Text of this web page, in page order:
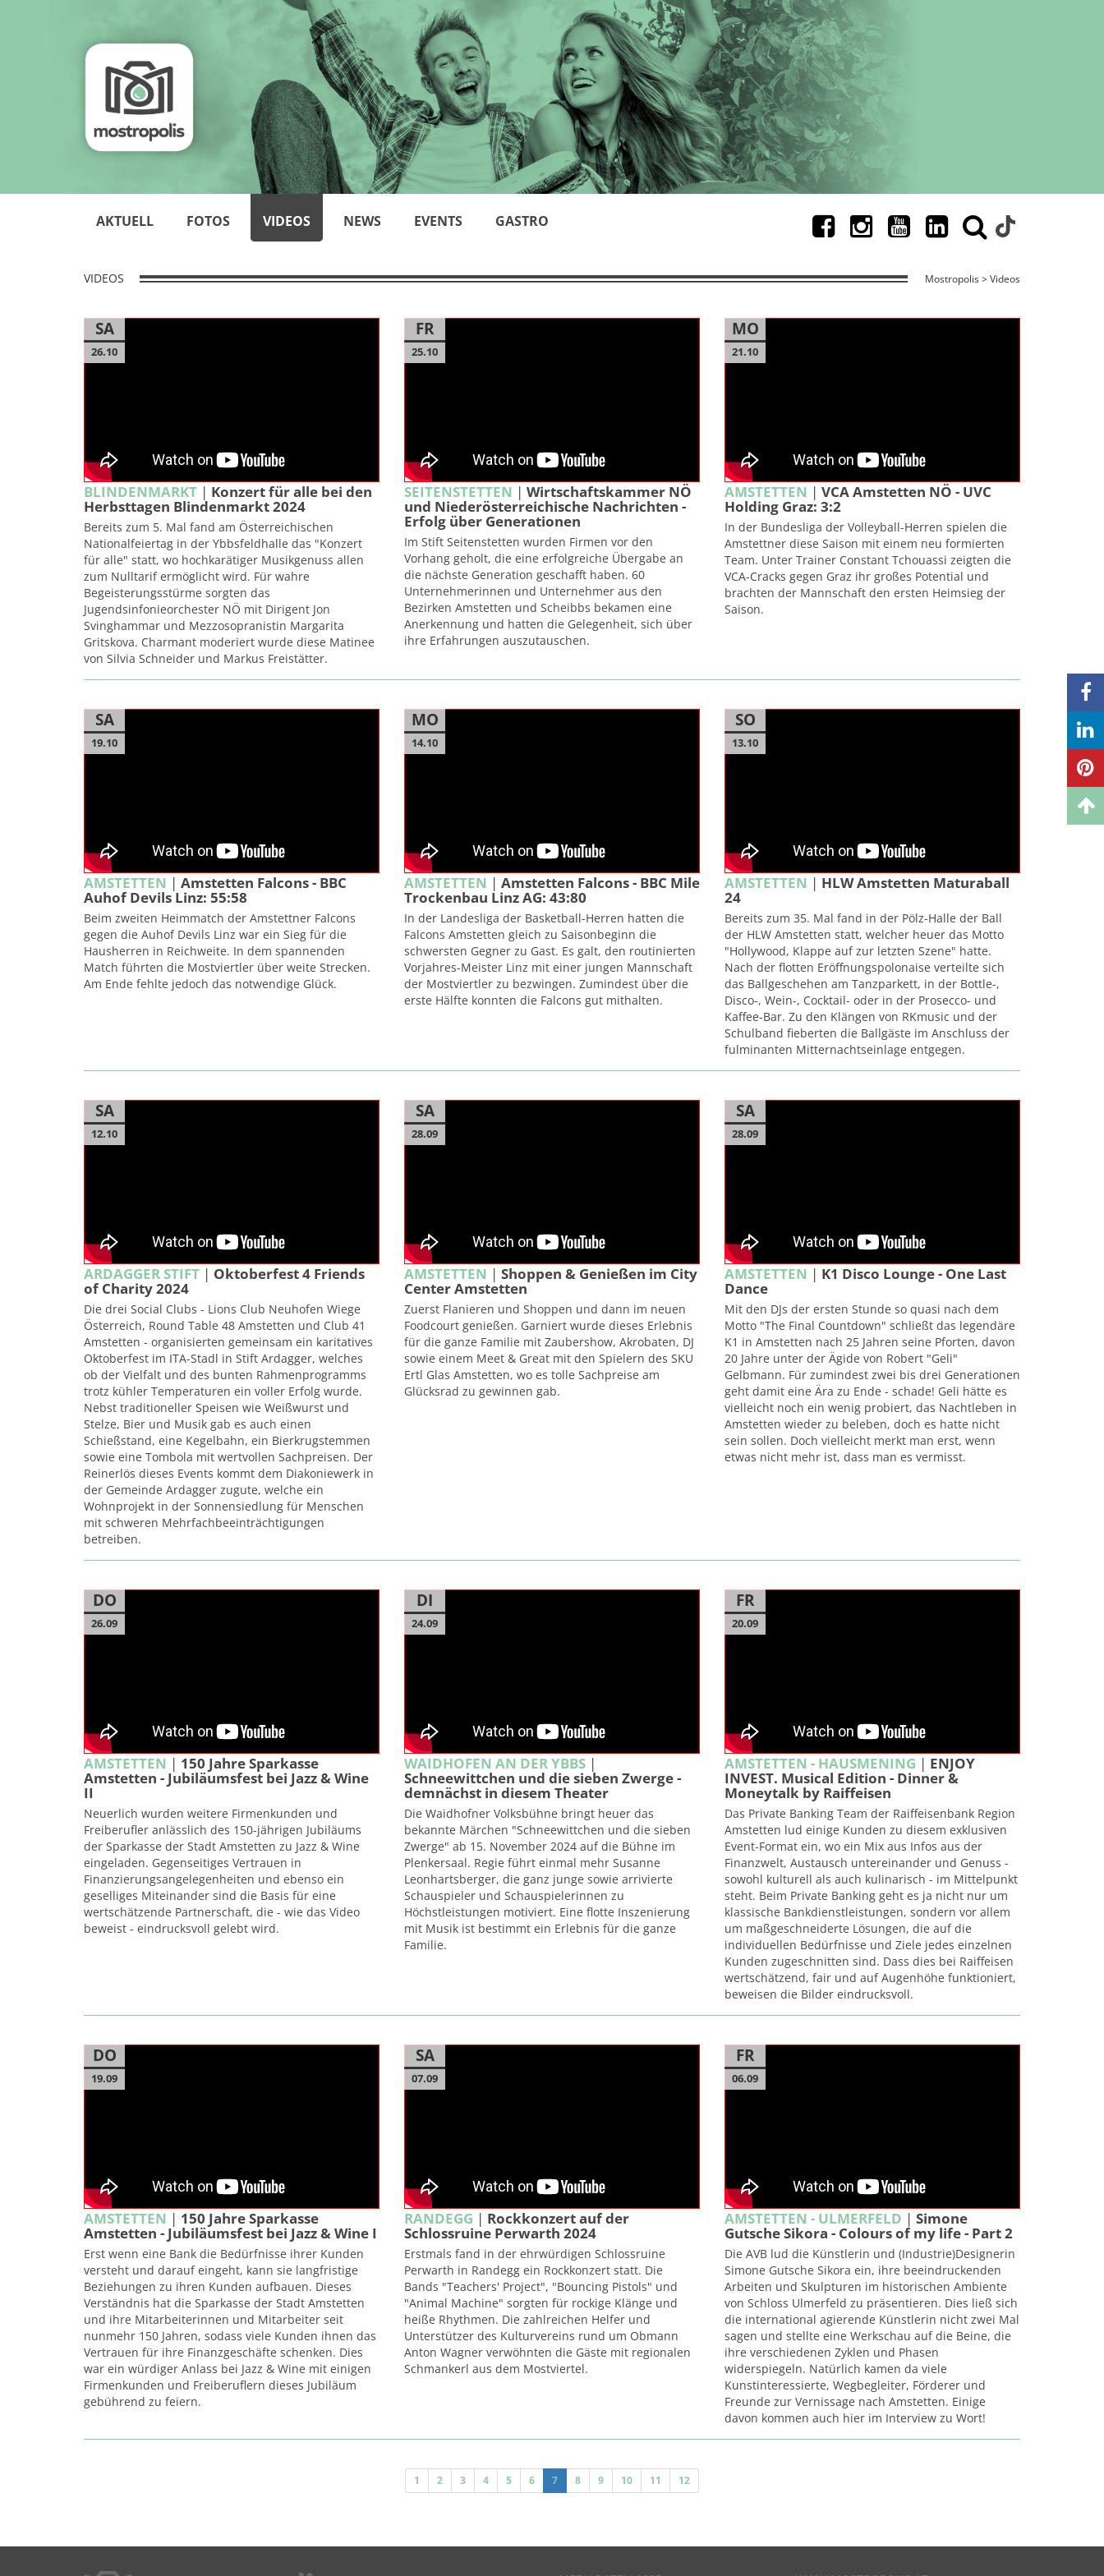
AKTUELL FOTOS VIDEOS NEWS EVENTS GASTRO
VIDEOS Mostropolis > Videos
SA
26.10
BLINDENMARKT | Konzert für alle bei den
Herbsttagen Blindenmarkt 2024
Bereits zum 5. Mal fand am Österreichischen
Nationalfeiertag in der Ybbsfeldhalle das "Konzert
für alle" statt, wo hochkarätiger Musikgenuss allen
zum Nulltarif ermöglicht wird. Für wahre
Begeisterungsstürme sorgten das
Jugendsinfonieorchester NÖ mit Dirigent Jon
Svinghammar und Mezzosopranistin Margarita
Gritskova. Charmant moderiert wurde diese Matinee
von Silvia Schneider und Markus Freistätter.
FR
25.10
SEITENSTETTEN | Wirtschaftskammer NÖ
und Niederösterreichische Nachrichten -
Erfolg über Generationen
Im Stift Seitenstetten wurden Firmen vor den
Vorhang geholt, die eine erfolgreiche Übergabe an
die nächste Generation geschafft haben. 60
Unternehmerinnen und Unternehmer aus den
Bezirken Amstetten und Scheibbs bekamen eine
Anerkennung und hatten die Gelegenheit, sich über
ihre Erfahrungen auszutauschen.
MO
21.10
AMSTETTEN | VCA Amstetten NÖ - UVC
Holding Graz: 3:2
In der Bundesliga der Volleyball-Herren spielen die
Amstettner diese Saison mit einem neu formierten
Team. Unter Trainer Constant Tchouassi zeigten die
VCA-Cracks gegen Graz ihr großes Potential und
brachten der Mannschaft den ersten Heimsieg der
Saison.
SA
19.10
AMSTETTEN | Amstetten Falcons - BBC
Auhof Devils Linz: 55:58
Beim zweiten Heimmatch der Amstettner Falcons
gegen die Auhof Devils Linz war ein Sieg für die
Hausherren in Reichweite. In dem spannenden
Match führten die Mostviertler über weite Strecken.
Am Ende fehlte jedoch das notwendige Glück.
MO
14.10
AMSTETTEN | Amstetten Falcons - BBC Mile
Trockenbau Linz AG: 43:80
In der Landesliga der Basketball-Herren hatten die
Falcons Amstetten gleich zu Saisonbeginn die
schwersten Gegner zu Gast. Es galt, den routinierten
Vorjahres-Meister Linz mit einer jungen Mannschaft
der Mostviertler zu bezwingen. Zumindest über die
erste Hälfte konnten die Falcons gut mithalten.
SO
13.10
AMSTETTEN | HLW Amstetten Maturaball
24
Bereits zum 35. Mal fand in der Pölz-Halle der Ball
der HLW Amstetten statt, welcher heuer das Motto
"Hollywood, Klappe auf zur letzten Szene" hatte.
Nach der flotten Eröffnungspolonaise verteilte sich
das Ballgeschehen am Tanzparkett, in der Bottle-,
Disco-, Wein-, Cocktail- oder in der Prosecco- und
Kaffee-Bar. Zu den Klängen von RKmusic und der
Schulband fieberten die Ballgäste im Anschluss der
fulminanten Mitternachtseinlage entgegen.
SA
12.10
ARDAGGER STIFT | Oktoberfest 4 Friends
of Charity 2024
Die drei Social Clubs - Lions Club Neuhofen Wiege
Österreich, Round Table 48 Amstetten und Club 41
Amstetten - organisierten gemeinsam ein karitatives
Oktoberfest im ITA-Stadl in Stift Ardagger, welches
ob der Vielfalt und des bunten Rahmenprogramms
trotz kühler Temperaturen ein voller Erfolg wurde.
Nebst traditioneller Speisen wie Weißwurst und
Stelze, Bier und Musik gab es auch einen
Schießstand, eine Kegelbahn, ein Bierkrugstemmen
sowie eine Tombola mit wertvollen Sachpreisen. Der
Reinerlös dieses Events kommt dem Diakoniewerk in
der Gemeinde Ardagger zugute, welche ein
Wohnprojekt in der Sonnensiedlung für Menschen
mit schweren Mehrfachbeeinträchtigungen
betreiben.
SA
28.09
AMSTETTEN | Shoppen & Genießen im City
Center Amstetten
Zuerst Flanieren und Shoppen und dann im neuen
Foodcourt genießen. Garniert wurde dieses Erlebnis
für die ganze Familie mit Zaubershow, Akrobaten, DJ
sowie einem Meet & Great mit den Spielern des SKU
Ertl Glas Amstetten, wo es tolle Sachpreise am
Glücksrad zu gewinnen gab.
SA
28.09
AMSTETTEN | K1 Disco Lounge - One Last
Dance
Mit den DJs der ersten Stunde so quasi nach dem
Motto "The Final Countdown" schließt das legendäre
K1 in Amstetten nach 25 Jahren seine Pforten, davon
20 Jahre unter der Ägide von Robert "Geli"
Gelbmann. Für zumindest zwei bis drei Generationen
geht damit eine Ära zu Ende - schade! Geli hätte es
vielleicht noch ein wenig probiert, das Nachtleben in
Amstetten wieder zu beleben, doch es hatte nicht
sein sollen. Doch vielleicht merkt man erst, wenn
etwas nicht mehr ist, dass man es vermisst.
DO
26.09
AMSTETTEN | 150 Jahre Sparkasse
Amstetten - Jubiläumsfest bei Jazz & Wine
II
Neuerlich wurden weitere Firmenkunden und
Freiberufler anlässlich des 150-jährigen Jubiläums
der Sparkasse der Stadt Amstetten zu Jazz & Wine
eingeladen. Gegenseitiges Vertrauen in
Finanzierungsangelegenheiten und ebenso ein
geselliges Miteinander sind die Basis für eine
wertschätzende Partnerschaft, die - wie das Video
beweist - eindrucksvoll gelebt wird.
DI
24.09
WAIDHOFEN AN DER YBBS |
Schneewittchen und die sieben Zwerge -
demnächst in diesem Theater
Die Waidhofner Volksbühne bringt heuer das
bekannte Märchen "Schneewittchen und die sieben
Zwerge" ab 15. November 2024 auf die Bühne im
Plenkersaal. Regie führt einmal mehr Susanne
Leonhartsberger, die ganz junge sowie arrivierte
Schauspieler und Schauspielerinnen zu
Höchstleistungen motiviert. Eine flotte Inszenierung
mit Musik ist bestimmt ein Erlebnis für die ganze
Familie.
FR
20.09
AMSTETTEN - HAUSMENING | ENJOY
INVEST. Musical Edition - Dinner &
Moneytalk by Raiffeisen
Das Private Banking Team der Raiffeisenbank Region
Amstetten lud einige Kunden zu diesem exklusiven
Event-Format ein, wo ein Mix aus Infos aus der
Finanzwelt, Austausch untereinander und Genuss -
sowohl kulturell als auch kulinarisch - im Mittelpunkt
steht. Beim Private Banking geht es ja nicht nur um
klassische Bankdienstleistungen, sondern vor allem
um maßgeschneiderte Lösungen, die auf die
individuellen Bedürfnisse und Ziele jedes einzelnen
Kunden zugeschnitten sind. Dass dies bei Raiffeisen
wertschätzend, fair und auf Augenhöhe funktioniert,
beweisen die Bilder eindrucksvoll.
DO
19.09
AMSTETTEN | 150 Jahre Sparkasse
Amstetten - Jubiläumsfest bei Jazz & Wine I
Erst wenn eine Bank die Bedürfnisse ihrer Kunden
versteht und darauf eingeht, kann sie langfristige
Beziehungen zu ihren Kunden aufbauen. Dieses
Verständnis hat die Sparkasse der Stadt Amstetten
und ihre Mitarbeiterinnen und Mitarbeiter seit
nunmehr 150 Jahren, sodass viele Kunden ihnen das
Vertrauen für ihre Finanzgeschäfte schenken. Dies
war ein würdiger Anlass bei Jazz & Wine mit einigen
Firmenkunden und Freiberuflern dieses Jubiläum
gebührend zu feiern.
SA
07.09
RANDEGG | Rockkonzert auf der
Schlossruine Perwarth 2024
Erstmals fand in der ehrwürdigen Schlossruine
Perwarth in Randegg ein Rockkonzert statt. Die
Bands "Teachers' Project", "Bouncing Pistols" und
"Animal Machine" sorgten für rockige Klänge und
heiße Rhythmen. Die zahlreichen Helfer und
Unterstützer des Kulturvereins rund um Obmann
Anton Wagner verwöhnten die Gäste mit regionalen
Schmankerl aus dem Mostviertel.
FR
06.09
AMSTETTEN - ULMERFELD | Simone
Gutsche Sikora - Colours of my life - Part 2
Die AVB lud die Künstlerin und (Industrie)Designerin
Simone Gutsche Sikora ein, ihre beeindruckenden
Arbeiten und Skulpturen im historischen Ambiente
von Schloss Ulmerfeld zu präsentieren. Dies ließ sich
die international agierende Künstlerin nicht zwei Mal
sagen und stellte eine Werkschau auf die Beine, die
ihre verschiedenen Zyklen und Phasen
widerspiegeln. Natürlich kamen da viele
Kunstinteressierte, Wegbegleiter, Förderer und
Freunde zur Vernissage nach Amstetten. Einige
davon kommen auch hier im Interview zu Wort!
1 2 3 4 5 6 7 8 9 10 11 12